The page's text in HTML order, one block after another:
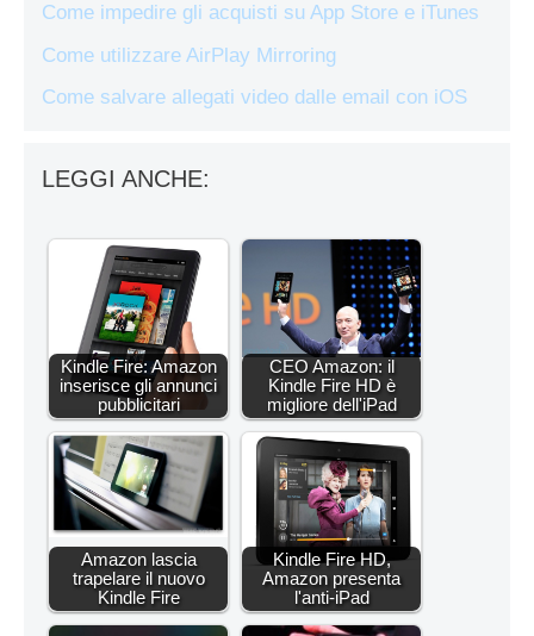
Come impedire gli acquisti su App Store e iTunes
Come utilizzare AirPlay Mirroring
Come salvare allegati video dalle email con iOS
LEGGI ANCHE:
Kindle Fire: Amazon
inserisce gli annunci
pubblicitari
CEO Amazon: il
Kindle Fire HD è
migliore dell'iPad
Amazon lascia
trapelare il nuovo
Kindle Fire
Kindle Fire HD,
Amazon presenta
l'anti-iPad